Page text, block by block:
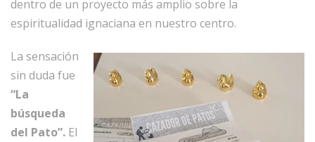
dentro de un proyecto más amplio sobre la
espiritualidad ignaciana en nuestro centro.
La sensación
sin duda fue
“La
búsqueda
del Pato”. El